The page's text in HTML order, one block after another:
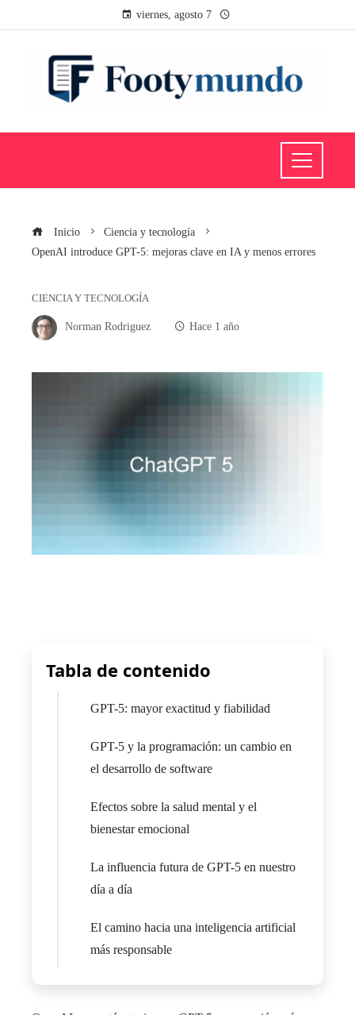
viernes, agosto 7
Inicio
Ciencia y tecnología
OpenAI introduce GPT-5: mejoras clave en IA y menos errores
CIENCIA Y TECNOLOGÍA
Norman Rodriguez Hace 1 año
Tabla de contenido
GPT-5: mayor exactitud y fiabilidad
GPT-5 y la programación: un cambio en
el desarrollo de software
Efectos sobre la salud mental y el
bienestar emocional
La influencia futura de GPT-5 en nuestro
día a día
El camino hacia una inteligencia artificial
más responsable